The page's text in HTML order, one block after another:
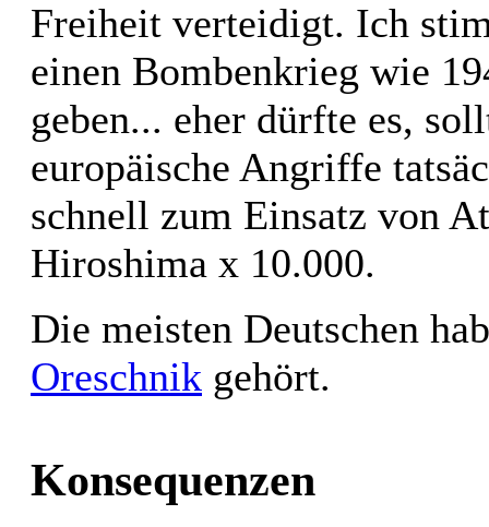
Freiheit verteidigt. Ich
einen Bombenkrieg wie
geben... eher dürfte es,
europäische Angriffe
schnell zum Einsatz von
Hiroshima x 10.000.
Die meisten Deutschen
Oreschnik gehört.
Konsequenzen